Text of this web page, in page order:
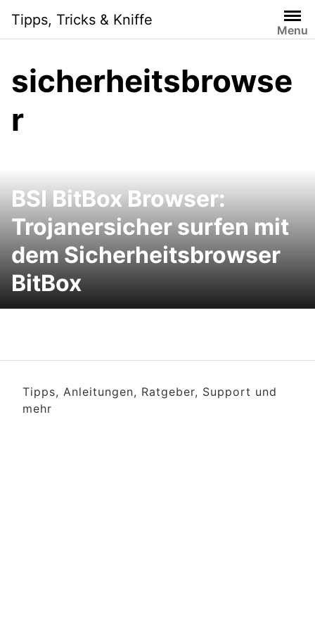
content
Tipps, Tricks & Kniffe
Menu
sicherheitsbrowse
r
BSI BitBox Browser:
Trojanersicher surfen mit
dem Sicherheitsbrowser
BitBox
Tipps, Anleitungen, Ratgeber, Support und
mehr